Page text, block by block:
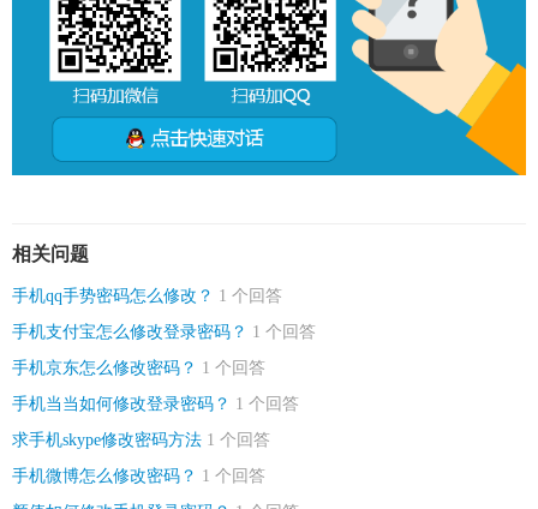
相关问题
手机qq手势密码怎么修改？ 1 个回答
手机支付宝怎么修改登录密码？ 1 个回答
手机京东怎么修改密码？ 1 个回答
手机当当如何修改登录密码？ 1 个回答
求手机skype修改密码方法 1 个回答
手机微博怎么修改密码？ 1 个回答